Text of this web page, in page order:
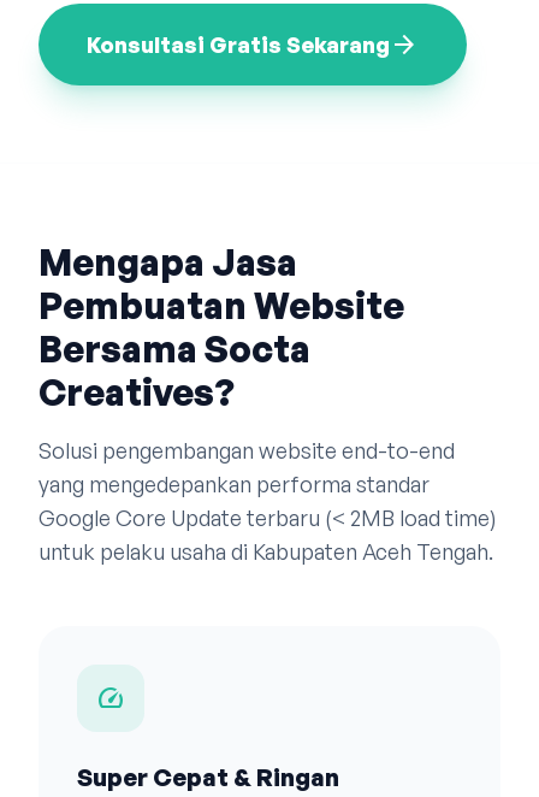
Konsultasi Gratis Sekarang arrow_forward
Mengapa Jasa
Pembuatan Website
Bersama Socta
Creatives?
Solusi pengembangan website end-to-end
yang mengedepankan performa standar
Google Core Update terbaru (< 2MB load time)
untuk pelaku usaha di Kabupaten Aceh Tengah.
speed
Super Cepat & Ringan